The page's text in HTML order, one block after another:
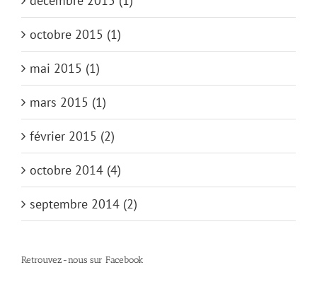
octobre 2015 (1)
mai 2015 (1)
mars 2015 (1)
février 2015 (2)
octobre 2014 (4)
septembre 2014 (2)
Retrouvez-nous sur Facebook